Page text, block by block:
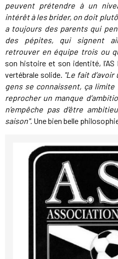
peuvent prétendre à un
intérêt à les brider, on doit
a toujours des parents qui
des pépites, qui signent
retrouver en équipe trois ou
son histoire et son identité,
vertébrale solide. "Le fait
gens se connaissent, ça
reprocher un manque
n’empêche pas d’être
saison". Une bien belle